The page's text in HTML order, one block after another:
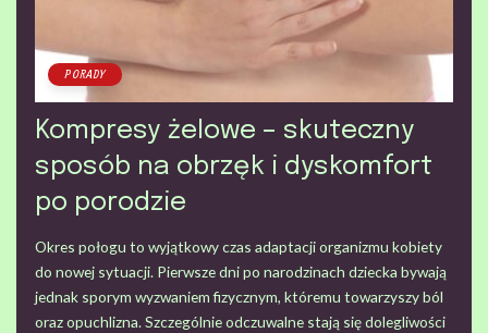
PORADY
Kompresy żelowe – skuteczny
sposób na obrzęk i dyskomfort
po porodzie
Okres połogu to wyjątkowy czas adaptacji organizmu kobiety
do nowej sytuacji. Pierwsze dni po narodzinach dziecka bywają
jednak sporym wyzwaniem fizycznym, któremu towarzyszy ból
oraz opuchlizna. Szczególnie odczuwalne stają się dolegliwości